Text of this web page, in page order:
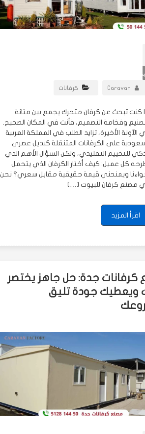
Caravan كرفانات
كنت تبحث عن كرفان متحرك يجمع بين متانة
وفخامة التصميم، فأنت في المكان الصحيح.
الآونة الأخيرة، تزايد الطلب في المملكة العربية
على الكرفانات المتنقلة كبديل عصري
للتخييم التقليدي، ولكن السؤال الأهم الذي
كل عميل: كيف أختار الكرفان الذي يتحمل
ويمنحني قيمة حقيقية مقابل سعري؟ نحن
مصنع كرفان للبيوت […]
اقرأ المزيد
كرفانات جدة: حل جاهز يختصر
ويعطيك جودة تليق